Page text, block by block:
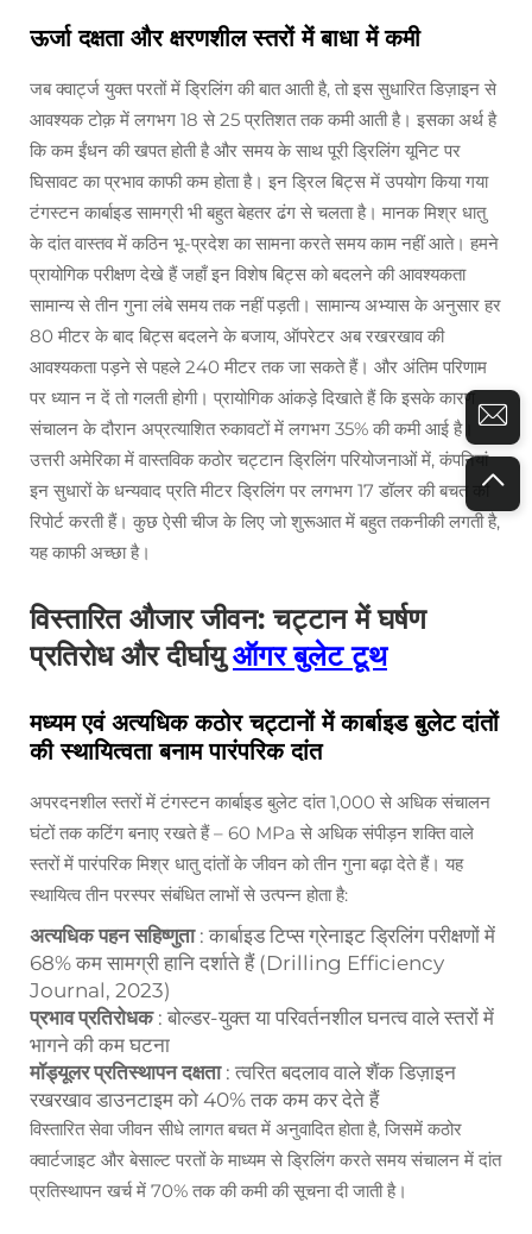
ऊर्जा दक्षता और क्षरणशील स्तरों में बाधा में कमी
जब क्वार्ट्ज युक्त परतों में ड्रिलिंग की बात आती है, तो इस सुधारित डिज़ाइन से
आवश्यक टोक़ में लगभग 18 से 25 प्रतिशत तक कमी आती है। इसका अर्थ है
कि कम ईंधन की खपत होती है और समय के साथ पूरी ड्रिलिंग यूनिट पर
घिसावट का प्रभाव काफी कम होता है। इन ड्रिल बिट्स में उपयोग किया गया
टंगस्टन कार्बाइड सामग्री भी बहुत बेहतर ढंग से चलता है। मानक मिश्र धातु
के दांत वास्तव में कठिन भू-प्रदेश का सामना करते समय काम नहीं आते। हमने
प्रायोगिक परीक्षण देखे हैं जहाँ इन विशेष बिट्स को बदलने की आवश्यकता
सामान्य से तीन गुना लंबे समय तक नहीं पड़ती। सामान्य अभ्यास के अनुसार हर
80 मीटर के बाद बिट्स बदलने के बजाय, ऑपरेटर अब रखरखाव की
आवश्यकता पड़ने से पहले 240 मीटर तक जा सकते हैं। और अंतिम परिणाम
पर ध्यान न दें तो गलती होगी। प्रायोगिक आंकड़े दिखाते हैं कि इसके कारण
संचालन के दौरान अप्रत्याशित रुकावटों में लगभग 35% की कमी आई है।
उत्तरी अमेरिका में वास्तविक कठोर चट्टान ड्रिलिंग परियोजनाओं में, कंपनियां
इन सुधारों के धन्यवाद प्रति मीटर ड्रिलिंग पर लगभग 17 डॉलर की बचत की
रिपोर्ट करती हैं। कुछ ऐसी चीज के लिए जो शुरूआत में बहुत तकनीकी लगती है,
यह काफी अच्छा है।
विस्तारित औजार जीवन: चट्टान में घर्षण
प्रतिरोध और दीर्घायुऑगर बुलेट टूथ
मध्यम एवं अत्यधिक कठोर चट्टानों में कार्बाइड बुलेट दांतों
की स्थायित्वता बनाम पारंपरिक दांत
अपरदनशील स्तरों में टंगस्टन कार्बाइड बुलेट दांत 1,000 से अधिक संचालन
घंटों तक कटिंग बनाए रखते हैं – 60 MPa से अधिक संपीड़न शक्ति वाले
स्तरों में पारंपरिक मिश्र धातु दांतों के जीवन को तीन गुना बढ़ा देते हैं। यह
स्थायित्व तीन परस्पर संबंधित लाभों से उत्पन्न होता है:
अत्यधिक पहन सहिष्णुता : कार्बाइड टिप्स ग्रेनाइट ड्रिलिंग परीक्षणों में
68% कम सामग्री हानि दर्शाते हैं (Drilling Efficiency
Journal, 2023)
प्रभाव प्रतिरोधक : बोल्डर-युक्त या परिवर्तनशील घनत्व वाले स्तरों में
भागने की कम घटना
मॉड्यूलर प्रतिस्थापन दक्षता : त्वरित बदलाव वाले शैंक डिज़ाइन
रखरखाव डाउनटाइम को 40% तक कम कर देते हैं
विस्तारित सेवा जीवन सीधे लागत बचत में अनुवादित होता है, जिसमें कठोर
क्वार्टजाइट और बेसाल्ट परतों के माध्यम से ड्रिलिंग करते समय संचालन में दांत
प्रतिस्थापन खर्च में 70% तक की कमी की सूचना दी जाती है।